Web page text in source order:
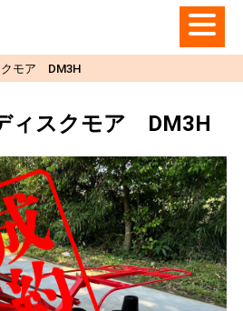
モア DM3H
ィスクモア DM3H